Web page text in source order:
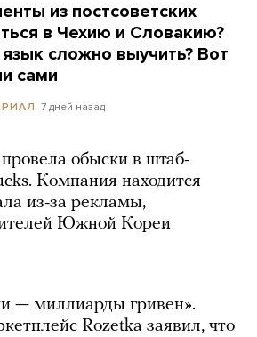
из постсоветских
в Чехию и Словакию?
сложно выучить? Вот
сами
7 дней назад
обыски в штаб-
Компания находится
из-за рекламы,
Южной Кореи
— миллиарды гривен».
Rozetka заявил, что